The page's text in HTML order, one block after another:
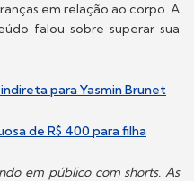
em relação ao corpo. A
falou sobre superar sua
para Yasmin Brunet
de R$ 400 para filha
em público com shorts. As